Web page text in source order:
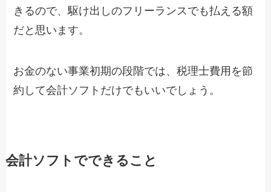
きるので、駆け出しのフリーランスでも払える額
だと思います。
お金のない事業初期の段階では、税理士費用を節
約して会計ソフトだけでもいいでしょう。
会計ソフトでできること